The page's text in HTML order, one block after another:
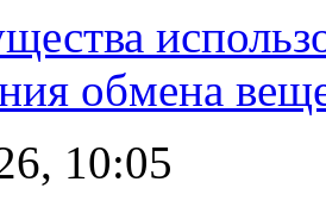
обмена
10:05